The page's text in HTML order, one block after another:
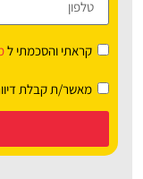
קראתי והסכמתי ל
מאשר/ת קבלת